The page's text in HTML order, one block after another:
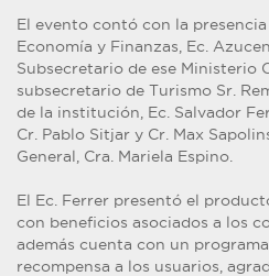
El evento contó con la
Economía y Finanzas, Ec.
Subsecretario de ese Ministerio
subsecretario de Turismo Sr.
de la institución, Ec. Salvador
Cr. Pablo Sitjar y Cr. Max
General, Cra. Mariela Espino.
El Ec. Ferrer presentó el
con beneficios asociados a los
además cuenta con un
recompensa a los usuarios,